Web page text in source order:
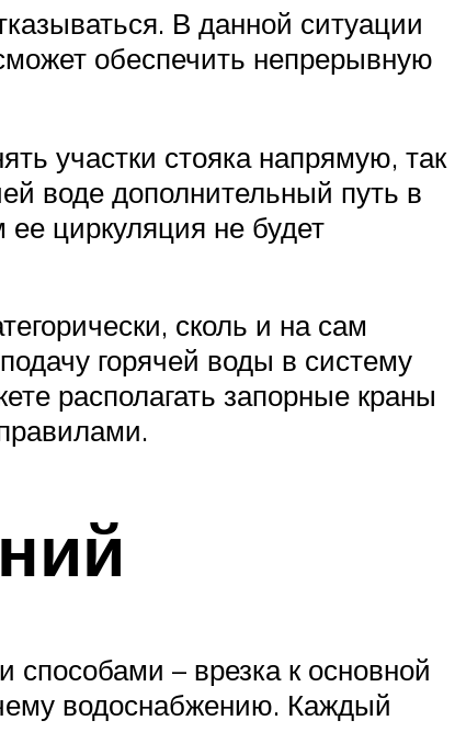
В данной ситуации
обеспечить непрерывную
участки стояка напрямую, так
воде дополнительный путь в
циркуляция не будет
сколь и на сам
горячей воды в систему
располагать запорные краны
– врезка к основной
водоснабжению. Каждый